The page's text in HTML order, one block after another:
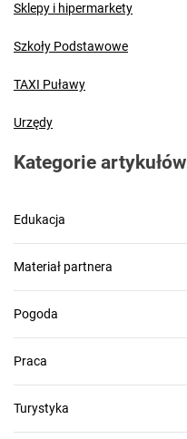
Sklepy i hipermarkety
Szkoły Podstawowe
TAXI Puławy
Urzędy
Kategorie artykułów
Edukacja
Materiał partnera
Pogoda
Praca
Turystyka